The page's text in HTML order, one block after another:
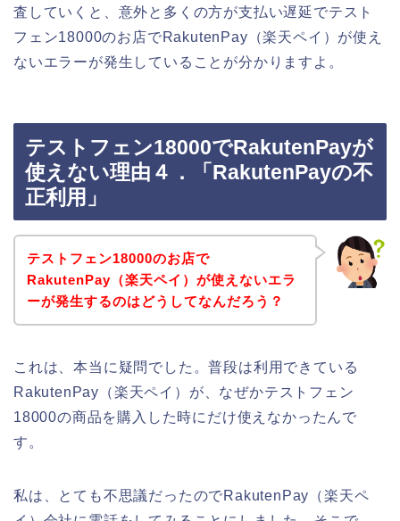
査していくと、意外と多くの方が支払い遅延でテスト
フェン18000のお店でRakutenPay（楽天ペイ）が使え
ないエラーが発生していることが分かりますよ。
テストフェン18000でRakutenPayが
使えない理由４．「RakutenPayの不
正利用」
テストフェン18000のお店で
RakutenPay（楽天ペイ）が使えないエラ
ーが発生するのはどうしてなんだろう？
これは、本当に疑問でした。普段は利用できている
RakutenPay（楽天ペイ）が、なぜかテストフェン
18000の商品を購入した時にだけ使えなかったんで
す。
私は、とても不思議だったのでRakutenPay（楽天ペ